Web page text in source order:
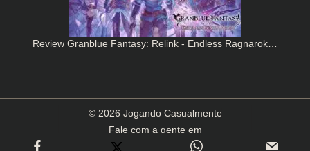
Review Granblue Fantasy: Relink - Endless Ragnarok…
© 2026 Jogando Casualmente
Fale com a gente em
contato(arroba)jogandocasualmente.com.br